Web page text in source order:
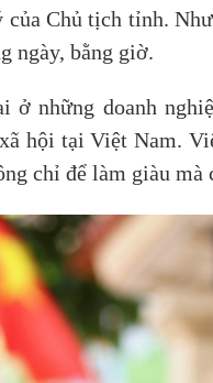
của Chủ tịch tỉnh.
ngày, bằng giờ.
ở những doanh
hội tại Việt Nam.
chỉ để làm giàu mà